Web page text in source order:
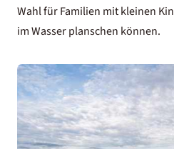
Wahl für Familien mit kleinen
im Wasser planschen können.